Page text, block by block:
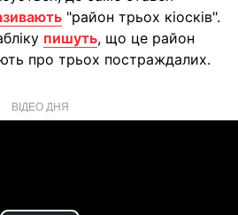
"район трьох кіосків".
пишуть, що це район
про трьох постраждалих.
ВІДЕО ДНЯ